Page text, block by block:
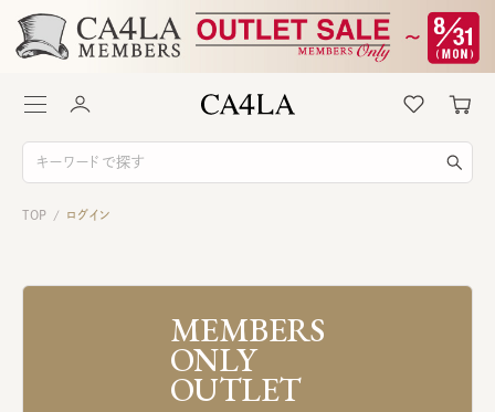
TOP / ログイン
MEMBERS
ONLY
OUTLET